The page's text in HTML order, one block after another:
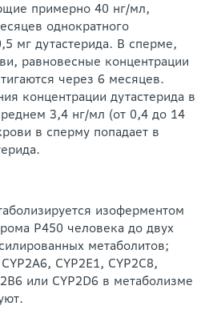
примерно 40 нг/мл,
однократного
мг дутастерида. В сперме,
равновесные концентрации
через 6 месяцев.
концентрации дутастерида в
3,4 нг/мл (от 0,4 до 14
в сперму попадает в
изоферментом
Р450 человека до двух
метаболитов;
CYP2E1, CYP2C8,
или CYP2D6 в метаболизме